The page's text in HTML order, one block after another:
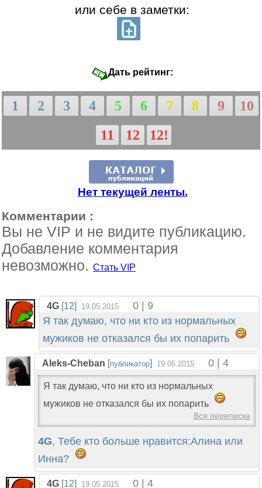
или себе в заметки:
Дать рейтинг:
1 2 3 4 5 6 7 8 9
10
11
12 12!
Нет текущей ленты.
Комментарии :
Вы не VIP и не видите публикацию.
Добавление комментария
невозможно. Стать VIP
4G [12] 19.05.2015
0 | 9
Я так думаю, что ни кто из нормальных
мужиков не отказался бы их попарить
Aleks-Cheban [публикатор] 19.05.2015 0 | 4
Я так думаю, что ни кто из нормальных
мужиков не отказался бы их попарить
Вся переписка
4G, Тебе кто больше нравится:Алина или
Инна?
4G [12] 19.05.2015 0 | 4